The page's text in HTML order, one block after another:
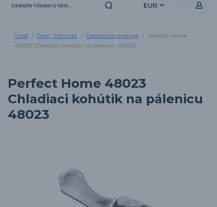
EUR
Úvod Dom, Záhrada Destilačné prístroje
Perfect Home
48023 Chladiaci kohútik na pálenicu 48023
Perfect Home 48023
Chladiaci kohútik na pálenicu
48023